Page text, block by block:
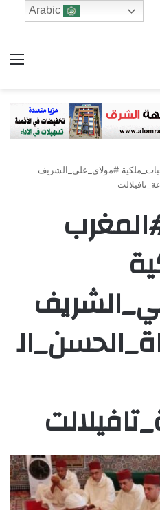
المجلس الاقتصادي والرشد الرقمي: من يحرس الطفولة في زمن الخوارزميات؟
#مولاي_علي_الشريف
Arabic